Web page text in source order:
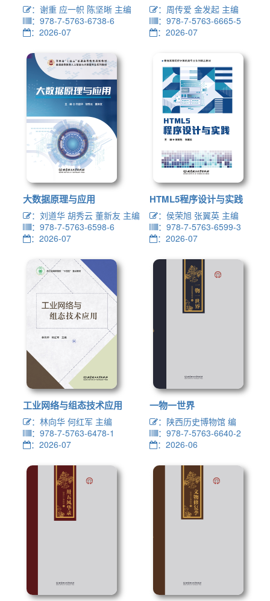
：谢重 应一帜 陈坚晰 主编
：978-7-5763-6738-6
：2026-07
：周传爱 金发起 主编
：978-7-5763-6665-5
：2026-07
大数据原理与应用
：刘道华 胡秀云 董新友 主编
：978-7-5763-6598-6
：2026-07
HTML5程序设计与实践
：侯荣旭 张翼英 主编
：978-7-5763-6599-3
：2026-07
工业网络与组态技术应用
：林向华 何红军 主编
：978-7-5763-6478-1
：2026-07
一物一世界
：陕西历史博物馆 编
：978-7-5763-6640-2
：2026-06